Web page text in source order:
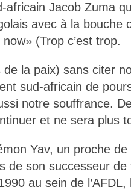
africain Jacob Zuma
avec à la bouche
(Trop c’est trop.
de la paix) sans citer
sud-africain de
notre souffrance.
et ne sera plus
Yav, un proche
de son successeur de
au sein de